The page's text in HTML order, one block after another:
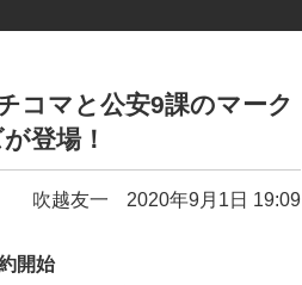
コマと公安9課のマーク
登場！
吹越友一 2020年9月1日 19:09
開始